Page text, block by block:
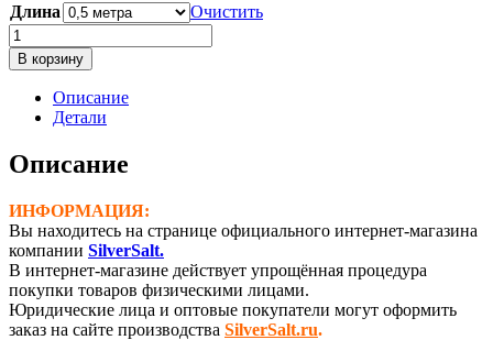
Длина
Очистить
Количество
товара
Серебряная
проволока,
(Ø-4,0
мм)
В корзину
Описание
Детали
Описание
ИНФОРМАЦИЯ:
Вы находитесь на странице официального интернет-магазина
компании SilverSalt.
В интернет-магазине действует упрощённая процедура
покупки товаров физическими лицами.
Юридические лица и оптовые покупатели могут оформить
заказ на сайте производства SilverSalt.ru.